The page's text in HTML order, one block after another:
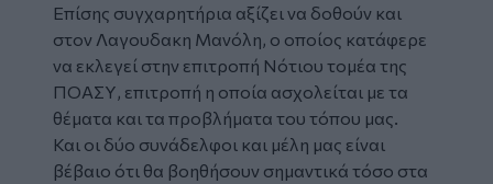
Επίσης συγχαρητήρια αξίζει να δοθούν και
στον Λαγουδακη Μανόλη, ο οποίος κατάφερε
να εκλεγεί στην επιτροπή Νότιου τομέα της
ΠΟΑΣΥ, επιτροπή η οποία ασχολείται με τα
θέματα και τα προβλήματα του τόπου μας.
Και οι δύο συνάδελφοι και μέλη μας είναι
βέβαιο ότι θα βοηθήσουν σημαντικά τόσο στα